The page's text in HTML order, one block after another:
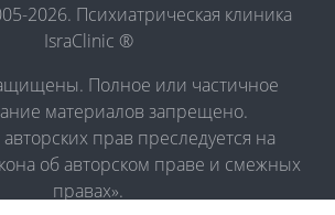
2026. Психиатрическая клиника
IsraClinic ®
Полное или частичное
материалов запрещено.
прав преследуется на
об авторском праве и смежных
правах».